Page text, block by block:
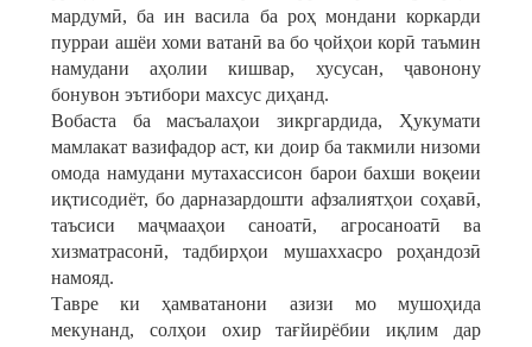
мардумӣ, ба ин васила ба роҳ мондани коркарди
пурраи ашёи хоми ватанӣ ва бо ҷойҳои корӣ таъмин
намудани аҳолии кишвар, хусусан, ҷавонону
бонувон эътибори махсус диҳанд.
Вобаста ба масъалаҳои зикргардида, Ҳукумати
мамлакат вазифадор аст, ки доир ба такмили низоми
омода намудани мутахассисон барои бахши воқеии
иқтисодиёт, бо дарназардошти афзалиятҳои соҳавӣ,
таъсиси маҷмааҳои саноатӣ, агросаноатӣ ва
хизматрасонӣ, тадбирҳои мушаххасро роҳандозӣ
намояд.
Тавре ки ҳамватанони азизи мо мушоҳида
мекунанд, солҳои охир тағйирёбии иқлим дар